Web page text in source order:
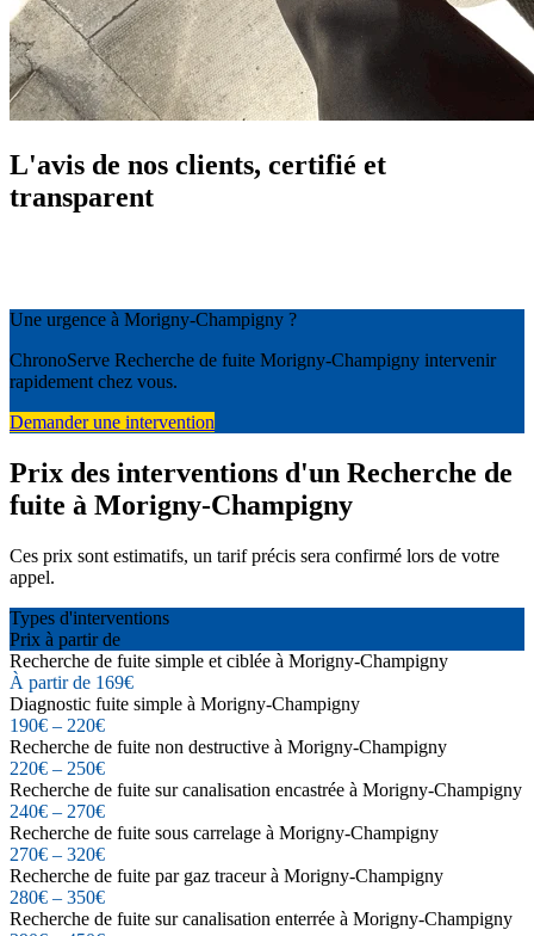
L'avis de nos clients, certifié et
transparent
Une urgence à Morigny-Champigny ?
ChronoServe Recherche de fuite Morigny-Champigny intervenir
rapidement chez vous.
Demander une intervention
Prix des interventions d'un Recherche de
fuite à Morigny-Champigny
Ces prix sont estimatifs, un tarif précis sera confirmé lors de votre
appel.
Types d'interventions
Prix à partir de
Recherche de fuite simple et ciblée à Morigny-Champigny
À partir de 169€
Diagnostic fuite simple à Morigny-Champigny
190€ – 220€
Recherche de fuite non destructive à Morigny-Champigny
220€ – 250€
Recherche de fuite sur canalisation encastrée à Morigny-Champigny
240€ – 270€
Recherche de fuite sous carrelage à Morigny-Champigny
270€ – 320€
Recherche de fuite par gaz traceur à Morigny-Champigny
280€ – 350€
Recherche de fuite sur canalisation enterrée à Morigny-Champigny